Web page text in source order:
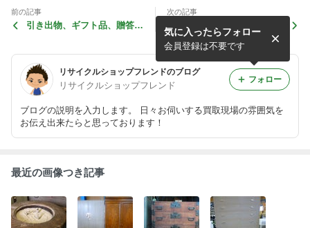
前の記事
引き出物、ギフト品、贈答
次の記事
フレンドでは幅広いオールジ
ャンルの総合買取。不用品は
まるごと相談下さい。
リサイクルショップフレンドのブログ
リサイクルショップフレンド
ブログの説明を入力します。 日々お伺いする買取現場の雰囲気を
お伝え出来たらと思っております！
気に入ったらフォロー
会員登録は不要です
フォロー
最近の画像つき記事